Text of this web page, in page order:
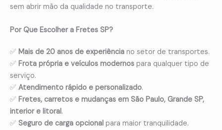
sem abrir mão da qualidade no transporte.
Por Que Escolher a Fretes SP?
✅ Mais de 20 anos de experiência no setor de transportes.
✅ Frota própria e veículos modernos para qualquer tipo de
serviço.
✅ Atendimento rápido e personalizado.
✅ Fretes, carretos e mudanças em São Paulo, Grande SP,
interior e litoral.
✅ Seguro de carga opcional para maior tranquilidade.